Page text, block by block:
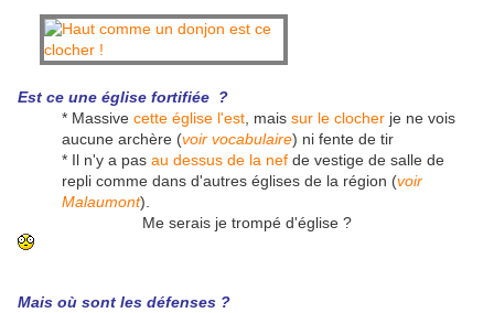
Est ce une église fortifiée ?
* Massive cette église l'est , mais sur le clocher je ne vois
aucune archère (voir vocabulaire) ni fente de tir
* Il n'y a pas au dessus de la nef de vestige de salle de
repli comme dans d'autres églises de la région (voir
Malaumont).
Me serais je trompé d'église ?
Mais où sont les défenses ?